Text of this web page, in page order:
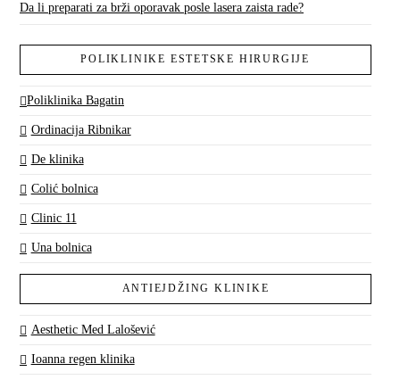
Da li preparati za brži oporavak posle lasera zaista rade?
POLIKLINIKE ESTETSKE HIRURGIJE
Poliklinika Bagatin
Ordinacija Ribnikar
De klinika
Colić bolnica
Clinic 11
Una bolnica
ANTIEJDŽING KLINIKE
Aesthetic Med Lalošević
Ioanna regen klinika